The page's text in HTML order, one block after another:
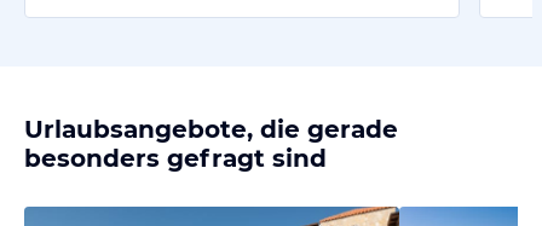
Urlaubsangebote, die gerade
besonders gefragt sind